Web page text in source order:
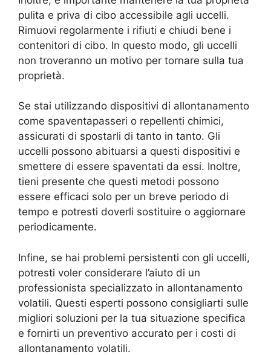
pulita e priva di cibo accessibile agli uccelli.
Rimuovi regolarmente i rifiuti e chiudi bene i
contenitori di cibo. In questo modo, gli uccelli
non troveranno un motivo per tornare sulla tua
proprietà.
Se stai utilizzando dispositivi di allontanamento
come spaventapasseri o repellenti chimici,
assicurati di spostarli di tanto in tanto. Gli
uccelli possono abituarsi a questi dispositivi e
smettere di essere spaventati da essi. Inoltre,
tieni presente che questi metodi possono
essere efficaci solo per un breve periodo di
tempo e potresti doverli sostituire o aggiornare
periodicamente.
Infine, se hai problemi persistenti con gli uccelli,
potresti voler considerare l’aiuto di un
professionista specializzato in allontanamento
volatili. Questi esperti possono consigliarti sulle
migliori soluzioni per la tua situazione specifica
e fornirti un preventivo accurato per i costi di
allontanamento volatili.